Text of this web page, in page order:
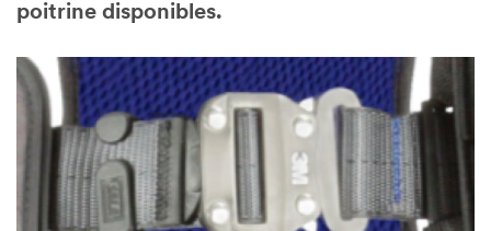
poitrine disponibles.